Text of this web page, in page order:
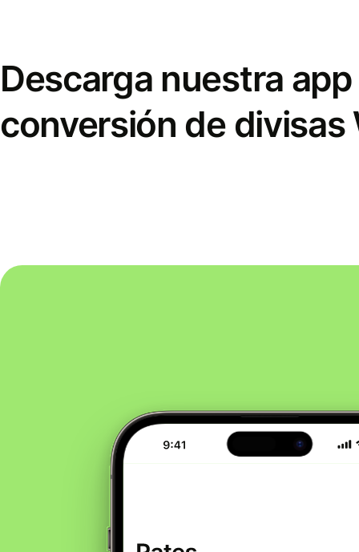
Descarga nuestra
conversión de divisas